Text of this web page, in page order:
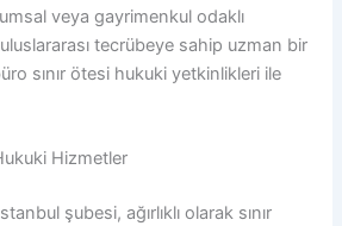
veya gayrimenkul odaklı
tecrübeye sahip uzman bir
sınır ötesi hukuki yetkinlikleri ile
Hizmetler
şubesi, ağırlıklı olarak sınır